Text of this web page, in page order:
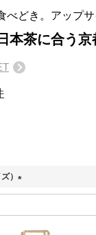
べどき。アップサ
茶に合う京
）
(
須